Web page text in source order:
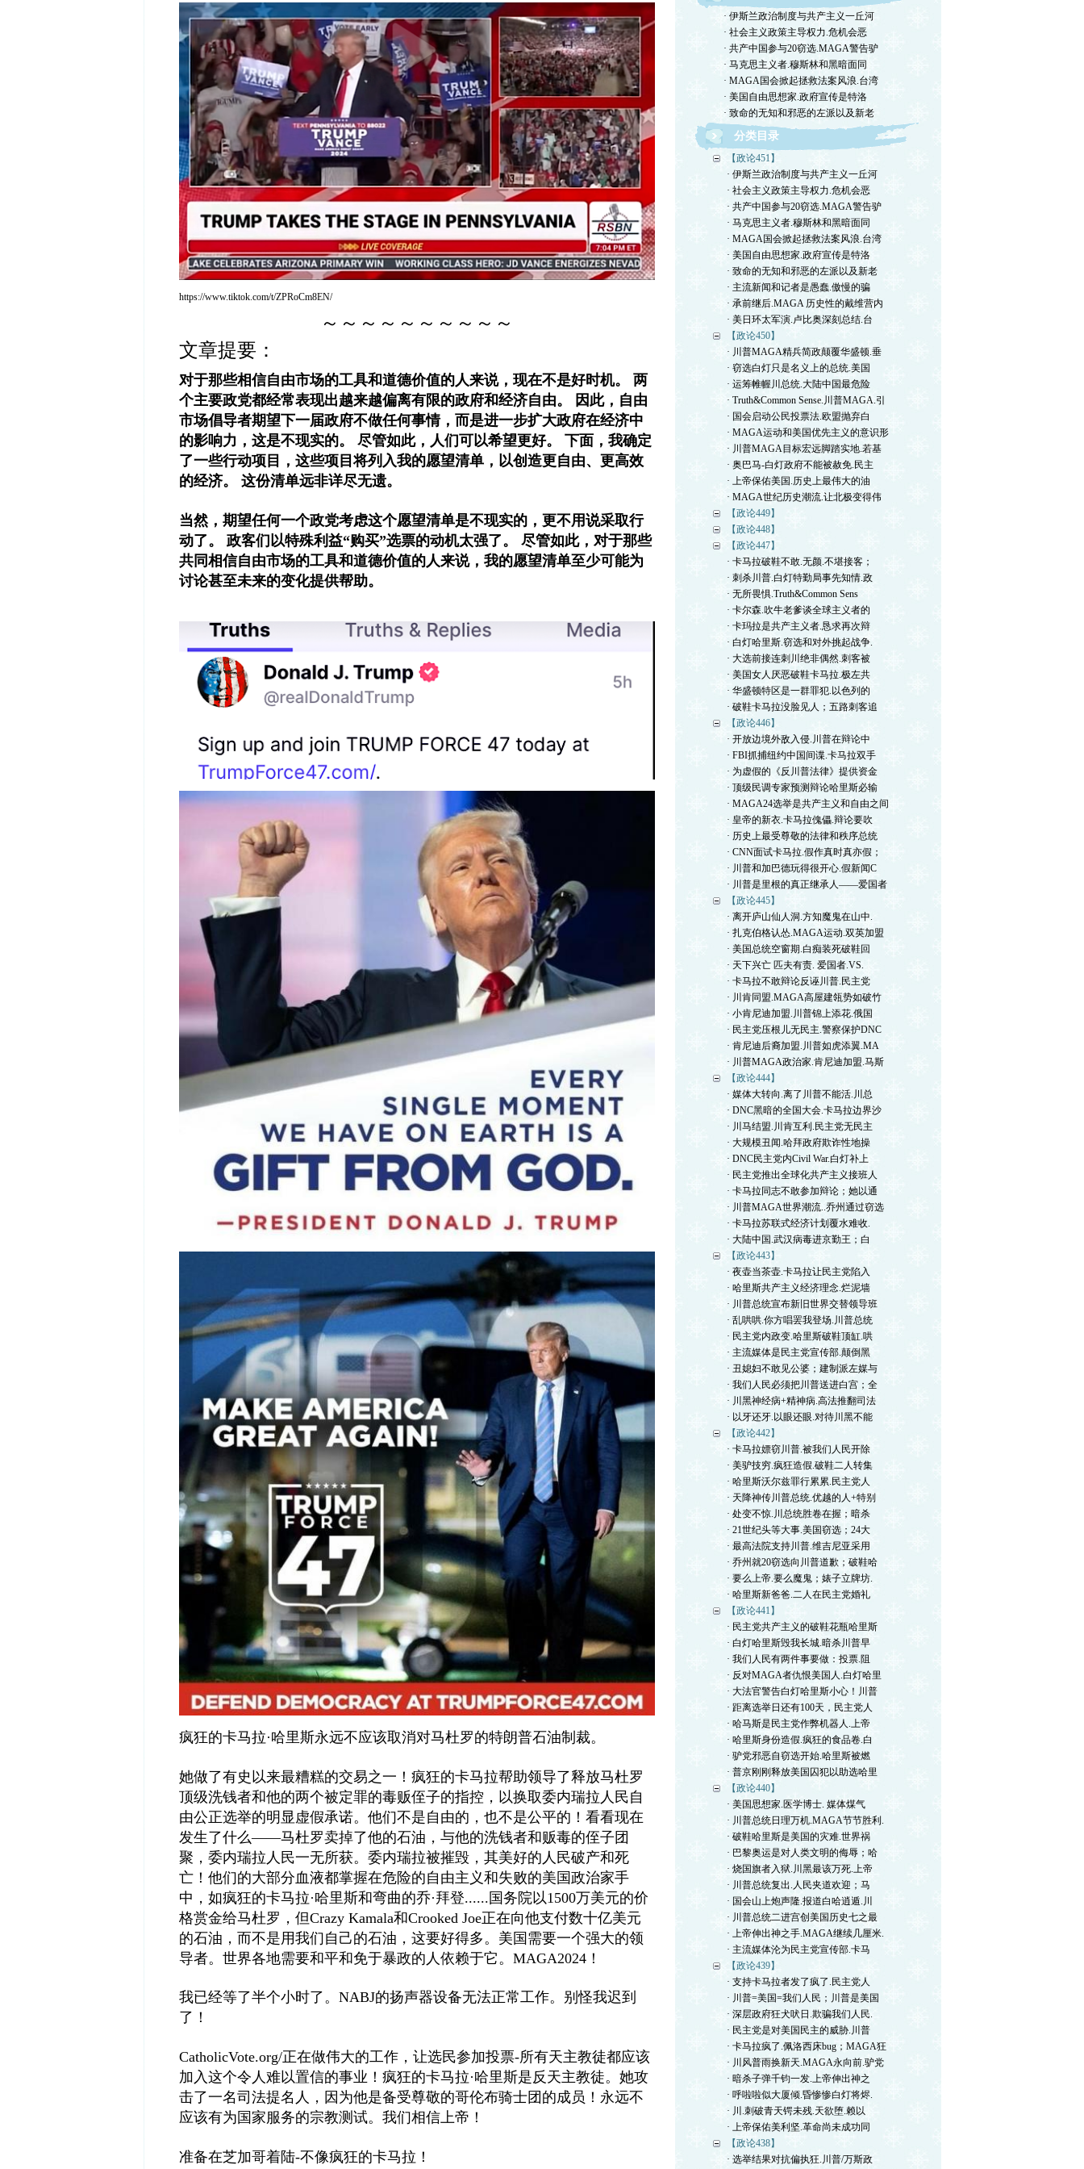
https://www.tiktok.com/t/ZPRoCm8EN/
～～～～～～～～～～
文章提要：
对于那些相信自由市场的工具和道德价值的人来说，现在不是好时机。 两
个主要政党都经常表现出越来越偏离有限的政府和经济自由。 因此，自由
市场倡导者期望下一届政府不做任何事情，而是进一步扩大政府在经济中
的影响力，这是不现实的。 尽管如此，人们可以希望更好。 下面，我确定
了一些行动项目，这些项目将列入我的愿望清单，以创造更自由、更高效
的经济。 这份清单远非详尽无遗。
当然，期望任何一个政党考虑这个愿望清单是不现实的，更不用说采取行
动了。 政客们以特殊利益“购买”选票的动机太强了。 尽管如此，对于那些
共同相信自由市场的工具和道德价值的人来说，我的愿望清单至少可能为
讨论甚至未来的变化提供帮助。
疯狂的卡马拉·哈里斯永远不应该取消对马杜罗的特朗普石油制裁。
她做了有史以来最糟糕的交易之一！疯狂的卡马拉帮助领导了释放马杜罗
顶级洗钱者和他的两个被定罪的毒贩侄子的指控，以换取委内瑞拉人民自
由公正选举的明显虚假承诺。他们不是自由的，也不是公平的！看看现在
发生了什么——马杜罗卖掉了他的石油，与他的洗钱者和贩毒的侄子团
聚，委内瑞拉人民一无所获。委内瑞拉被摧毁，其美好的人民破产和死
亡！他们的大部分血液都掌握在危险的自由主义和失败的美国政治家手
中，如疯狂的卡马拉·哈里斯和弯曲的乔·拜登......国务院以1500万美元的价
格赏金给马杜罗，但Crazy Kamala和Crooked Joe正在向他支付数十亿美元
的石油，而不是用我们自己的石油，这要好得多。美国需要一个强大的领
导者。世界各地需要和平和免于暴政的人依赖于它。MAGA2024！
我已经等了半个小时了。NABJ的扬声器设备无法正常工作。别怪我迟到
了！
CatholicVote.org/正在做伟大的工作，让选民参加投票-所有天主教徒都应该
加入这个令人难以置信的事业！疯狂的卡马拉·哈里斯是反天主教徒。她攻
击了一名司法提名人，因为他是备受尊敬的哥伦布骑士团的成员！永远不
应该有为国家服务的宗教测试。我们相信上帝！
准备在芝加哥着陆-不像疯狂的卡马拉！
· 伊斯兰政治制度与共产主义一丘河
· 社会主义政策主导权力.危机会恶
· 共产中国参与20窃选.MAGA警告驴
· 马克思主义者.穆斯林和黑暗面同
· MAGA国会掀起拯救法案风浪.台湾
· 美国自由思想家.政府宣传是特洛
· 致命的无知和邪恶的左派以及新老
分类目录
【政论451】
· 伊斯兰政治制度与共产主义一丘河
· 社会主义政策主导权力.危机会恶
· 共产中国参与20窃选.MAGA警告驴
· 马克思主义者.穆斯林和黑暗面同
· MAGA国会掀起拯救法案风浪.台湾
· 美国自由思想家.政府宣传是特洛
· 致命的无知和邪恶的左派以及新老
· 主流新闻和记者是愚蠢.傲慢的骗
· 承前继后.MAGA 历史性的戴维营内
· 美日环太军演.卢比奥深刻总结.台
【政论450】
· 川普MAGA精兵简政颠覆华盛顿.垂
· 窃选白灯只是名义上的总统.美国
· 运筹帷幄川总统.大陆中国最危险
· Truth&Common Sense.川普MAGA.引
· 国会启动公民投票法.欧盟抛弃白
· MAGA运动和美国优先主义的意识形
· 川普MAGA目标宏远脚踏实地.若基
· 奥巴马-白灯政府不能被赦免.民主
· 上帝保佑美国.历史上最伟大的油
· MAGA世纪历史潮流.让北极变得伟
【政论449】
【政论448】
【政论447】
· 卡马拉破鞋不敢.无颜.不堪接客；
· 刺杀川普.白灯特勤局事先知情.政
· 无所畏惧.Truth&Common Sens
· 卡尔森.吹牛老爹谈全球主义者的
· 卡玛拉是共产主义者.恳求再次辩
· 白灯哈里斯.窃选和对外挑起战争.
· 大选前接连刺川绝非偶然.刺客被
· 美国女人厌恶破鞋卡马拉.极左共
· 华盛顿特区是一群罪犯.以色列的
· 破鞋卡马拉没脸见人；五路刺客追
【政论446】
· 开放边境外敌入侵.川普在辩论中
· FBI抓捕纽约中国间谍.卡马拉双手
· 为虚假的《反川普法律》提供资金
· 顶级民调专家预测辩论哈里斯必输
· MAGA24选举是共产主义和自由之间
· 皇帝的新衣.卡马拉傀儡.辩论要吹
· 历史上最受尊敬的法律和秩序总统
· CNN面试卡马拉.假作真时真亦假；
· 川普和加巴德玩得很开心.假新闻C
· 川普是里根的真正继承人——爱国者
【政论445】
· 离开庐山仙人洞.方知魔鬼在山中.
· 扎克伯格认怂.MAGA运动.双英加盟
· 美国总统空窗期.白痴装死破鞋回
· 天下兴亡 匹夫有责. 爱国者.VS.
· 卡马拉不敢辩论反诬川普.民主党
· 川肯同盟.MAGA高屋建瓴势如破竹
· 小肯尼迪加盟.川普锦上添花.俄国
· 民主党压根儿无民主.警察保护DNC
· 肯尼迪后裔加盟.川普如虎添翼.MA
· 川普MAGA政治家.肯尼迪加盟.马斯
【政论444】
· 媒体大转向.离了川普不能活.川总
· DNC黑暗的全国大会.卡马拉边界沙
· 川马结盟.川肯互利.民主党无民主
· 大规模丑闻.哈拜政府欺诈性地操
· DNC民主党内Civil War.白灯补上
· 民主党推出全球化共产主义接班人
· 卡马拉同志不敢参加辩论；她以通
· 川普MAGA世界潮流..乔州通过窃选
· 卡马拉苏联式经济计划覆水难收.
· 大陆中国.武汉病毒进京勤王；白
【政论443】
· 夜壶当茶壶.卡马拉让民主党陷入
· 哈里斯共产主义经济理念.烂泥墙
· 川普总统宣布新旧世界交替领导班
· 乱哄哄.你方唱罢我登场.川普总统
· 民主党内政变.哈里斯破鞋顶缸.哄
· 主流媒体是民主党宣传部.颠倒黑
· 丑媳妇不敢见公婆；建制派左媒与
· 我们人民必须把川普送进白宫；全
· 川黑神经病+精神病.高法推翻司法
· 以牙还牙.以眼还眼.对待川黑不能
【政论442】
· 卡马拉嫖窃川普.被我们人民开除
· 美驴技穷.疯狂造假.破鞋二人转集
· 哈里斯沃尔兹罪行累累.民主党人
· 天降神传川普总统.优越的人+特别
· 处变不惊.川总统胜卷在握；暗杀
· 21世纪头等大事.美国窃选；24大
· 最高法院支持川普.维吉尼亚采用
· 乔州就20窃选向川普道歉；破鞋哈
· 要么上帝.要么魔鬼；婊子立牌坊.
· 哈里斯新爸爸.二人在民主党婚礼
【政论441】
· 民主党共产主义的破鞋花瓶哈里斯
· 白灯哈里斯毁我长城.暗杀川普早
· 我们人民有两件事要做：投票.阻
· 反对MAGA者仇恨美国人.白灯哈里
· 大法官警告白灯哈里斯小心！川普
· 距离选举日还有100天，民主党人
· 哈马斯是民主党作弊机器人.上帝
· 哈里斯身份造假.疯狂的食品卷.白
· 驴党邪恶自窃选开始.哈里斯被燃
· 普京刚刚释放美国囚犯以助选哈里
【政论440】
· 美国思想家.医学博士. 媒体煤气
· 川普总统日理万机.MAGA节节胜利.
· 破鞋哈里斯是美国的灾难.世界祸
· 巴黎奥运是对人类文明的侮辱；哈
· 烧国旗者入狱.川黑最该万死.上帝
· 川普总统复出.人民夹道欢迎；马
· 国会山上炮声隆.报道白哈逍遁.川
· 川普总统二进宫创美国历史七之最
· 上帝伸出神之手.MAGA继续几厘米.
· 主流媒体沦为民主党宣传部.卡马
【政论439】
· 支持卡马拉者发了疯了.民主党人
· 川普=美国=我们人民；川普是美国
· 深层政府狂犬吠日.欺骗我们人民.
· 民主党是对美国民主的威胁.川普
· 卡马拉疯了.佩洛西床bug；MAGA狂
· 川风普雨换新天.MAGA永向前.驴党
· 暗杀子弹千钧一发.上帝伸出神之
· 呼啦啦似大厦倾.昏惨惨白灯将烬.
· 川.刺破青天锷未残.天欲堕.赖以
· 上帝保佑美利坚.革命尚未成功同
【政论438】
· 选举结果对抗偏执狂.川普/万斯政